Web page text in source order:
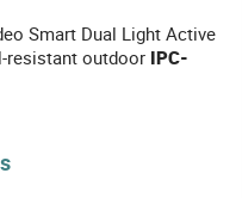
Smart Dual Light Active
resistant outdoor IPC-